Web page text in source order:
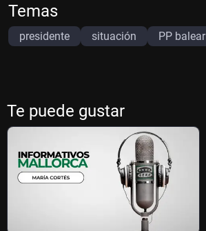
Temas
presidente situación PP balear
Te puede gustar